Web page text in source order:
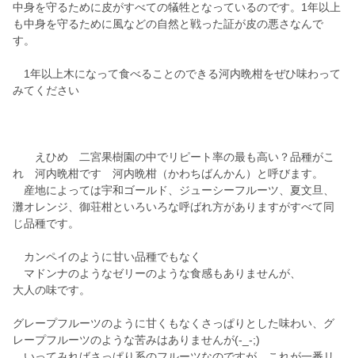
中身を守るために皮がすべての犠牲となっているのです。1年以上
も中身を守るために風などの自然と戦った証が皮の悪さなんで
す。
1年以上木になって食べることのできる河内晩柑をぜひ味わって
みてください
えひめ 二宮果樹園の中でリピート率の最も高い？品種がこ
れ 河内晩柑です 河内晩柑（かわちばんかん）と呼びます。
産地によっては宇和ゴールド、ジューシーフルーツ、夏文旦、
灘オレンジ、御荘柑といろいろな呼ばれ方がありますがすべて同
じ品種です。
カンペイのように甘い品種でもなく
マドンナのようなゼリーのような食感もありませんが、
大人の味です。
グレープフルーツのように甘くもなくさっぱりとした味わい、グ
レープフルーツのような苦みはありませんが(-_-;)